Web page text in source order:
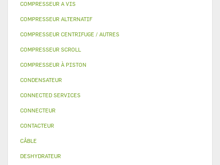
COMPRESSEUR A VIS
COMPRESSEUR ALTERNATIF
COMPRESSEUR CENTRIFUGE / AUTRES
COMPRESSEUR SCROLL
COMPRESSEUR À PISTON
CONDENSATEUR
CONNECTED SERVICES
CONNECTEUR
CONTACTEUR
CÂBLE
DESHYDRATEUR